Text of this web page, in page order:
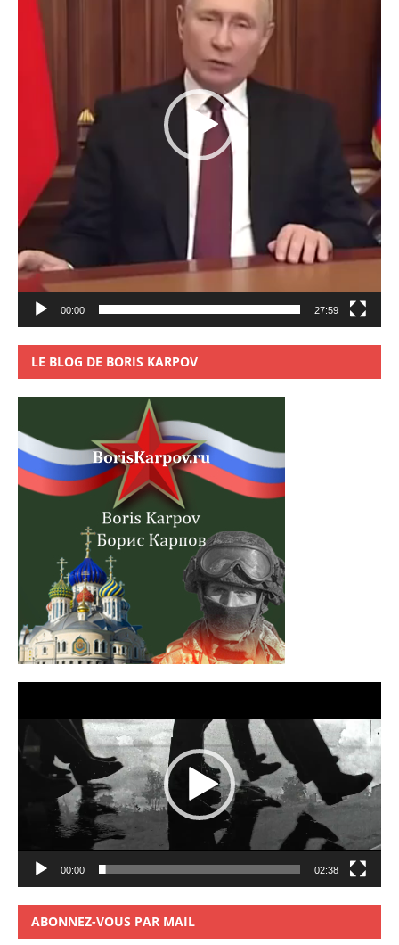
00:00 27:59
LE BLOG DE BORIS KARPOV
00:00 02:38
ABONNEZ-VOUS PAR MAIL